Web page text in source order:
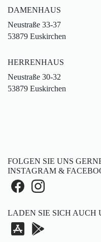
DAMENHAUS
Neustraße 33-37
53879 Euskirchen
HERRENHAUS
Neustraße 30-32
53879 Euskirchen
FOLGEN SIE UNS
INSTAGRAM &
LADEN SIE SICH AUCH